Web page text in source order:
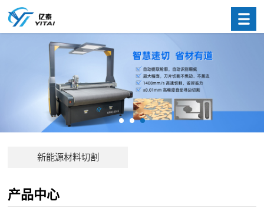
新能源材料切割
产品中心